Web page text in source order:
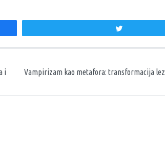
i
Vampirizam kao metafora: transformacija